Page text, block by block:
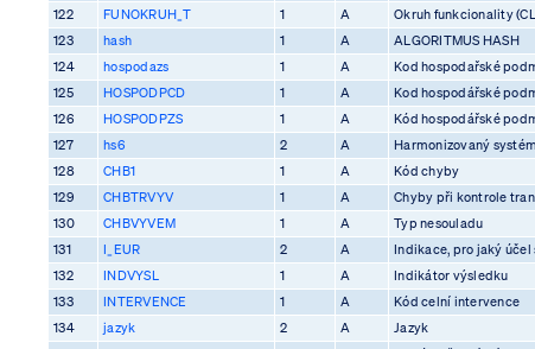
122
FUNOKRUH_T 1 A Okruh funkcionality
123
hash 1 A ALGORITMUS HASH
124
hospodazs 1 A Kod hospodařské
125
HOSPODPCD 1 A Kod hospodářské
126
HOSPODPZS 1 A Kód hospodářské
127
hs6 2 A Harmonizovaný
128
CHB1 1 A Kód chyby
129
CHBTRVYV 1 A Chyby při kontrole
130
CHBVYVEM 1 A Typ nesouladu
131
I_EUR 2 A Indikace, pro jaký účel
132
INDVYSL 1 A Indikátor výsledku
133
INTERVENCE 1 A Kód celní intervence
134
jazyk 2 A Jazyk